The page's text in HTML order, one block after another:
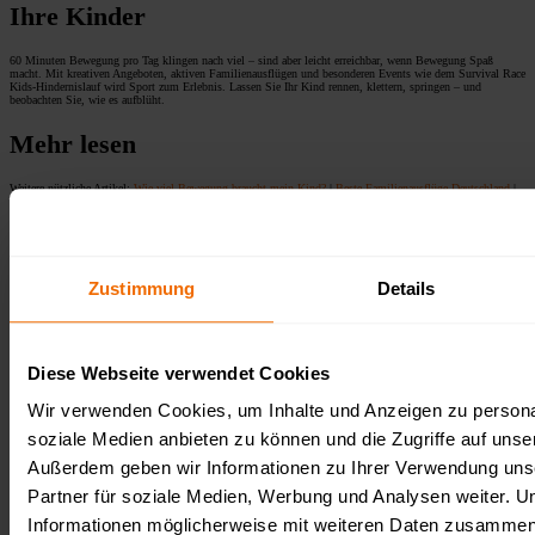
Zustimmung Details
Diese Webseite verwendet Cookies
Wir verwenden Cookies, um Inhalte und Anzeigen zu
soziale Medien anbieten zu können und die Zugriffe auf
Außerdem geben wir Informationen zu Ihrer Verwendung
Partner für soziale Medien, Werbung und Analysen weiter.
Informationen möglicherweise mit weiteren Daten
Ihre Kinder
60 Minuten Bewegung pro Tag klingen nach viel – sind aber leicht erreichbar, wenn Bewegung Spaß
macht. Mit kreativen Angeboten, aktiven Familienausflügen und besonderen Events wie dem Survival Race
Kids-Hindernislauf wird Sport zum Erlebnis. Lassen Sie Ihr Kind rennen, klettern, springen – und
beobachten Sie, wie es aufblüht.
Mehr lesen
Weitere nützliche Artikel:Wie viel Bewegung braucht mein Kind?|Beste Familienausflüge Deutschland|
Aktivitäten für Kinder in Berlin
Follow us on our socials
Veranstalter:
Survival Race OCR Events gGmbH
Fürstenberger Straße 33